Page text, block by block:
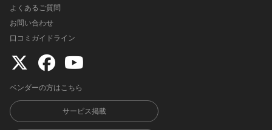
よくあるご質問
お問い合わせ
口コミガイドライン
ベンダーの方はこちら
サービス掲載